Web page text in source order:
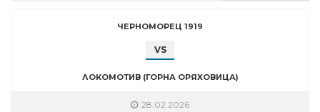
ЧЕРНОМОРЕЦ 1919
VS
ЛОКОМОТИВ (ГОРНА ОРЯХОВИЦА)
28.02.2026